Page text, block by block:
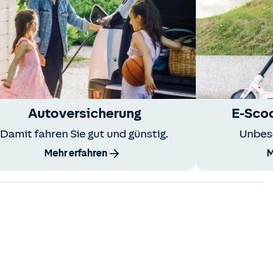
Autoversicherung
Damit fahren Sie gut und günstig.
Mehr erfahren
E-